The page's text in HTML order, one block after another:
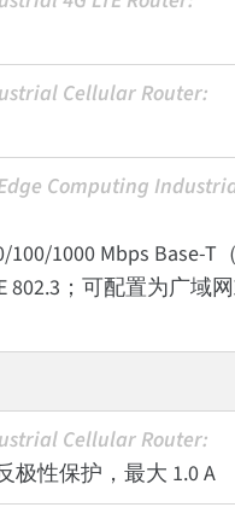
100/1000 Mbps Base-T
802.3；可配置为广域
极性保护，最大 1.0 A